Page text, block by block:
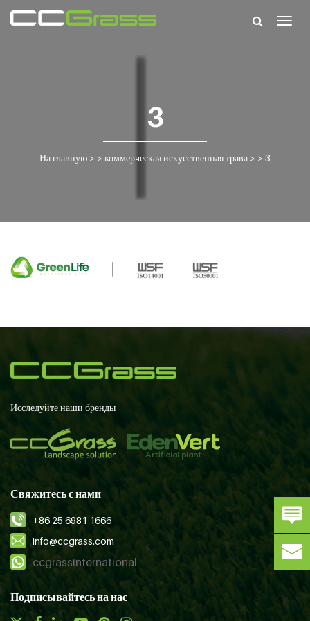
3
На главную > > коммерческая искусственная трава > > 3
Исследуйте наши бренды
Свяжитесь с нами
+86 25 6981 1666
info@ccgrass.com
ccgrassinternational
Подписывайтесь на нас